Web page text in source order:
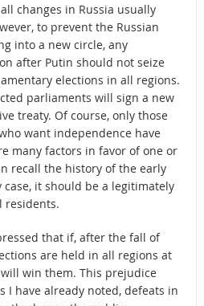
changes in Russia usually
to prevent the Russian
into a new circle, any
after Putin should not seize
elections in all regions.
parliaments will sign a new
treaty. Of course, only those
want independence have
many factors in favor of one or
recall the history of the early
case, it should be a legitimately
residents.
that if, after the fall of
are held in all regions at
win them. This prejudice
I have already noted, defeats in